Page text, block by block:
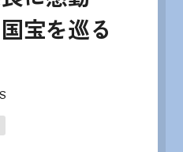
海のまち。
津。